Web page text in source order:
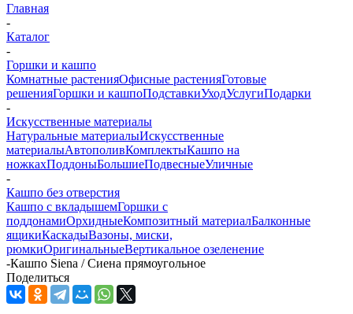
Главная
-
Каталог
-
Горшки и кашпо
Комнатные растенияОфисные растенияГотовые
решенияГоршки и кашпоПодставкиУходУслугиПодарки
-
Искусственные материалы
Натуральные материалыИскусственные
материалыАвтополивКомплектыКашпо на
ножкахПоддоныБольшиеПодвесныеУличные
-
Кашпо без отверстия
Кашпо с вкладышемГоршки с
поддонамиОрхидныеКомпозитный материалБалконные
ящикиКаскадыВазоны, миски,
рюмкиОригинальныеВертикальное озеленение
-Кашпо Siena / Сиена прямоугольное
Поделиться